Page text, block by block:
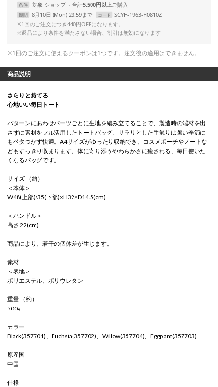
条件 対象 ショップ 合計5,500円以上
期間 8月10日 (Mon) 23:59まで コード
SCYH-1963-H0810Z
※1回のご注文につき440円OFFになります。
※返品により条件を満たさない場合、割引は無効になります
※1回のご注文に使えるクーポンは1つです。注文後の適用はできません。
商品説明
さらりと持てる
心地いい毎日トート
パターンにあわせパーツごとに生地を編み立てることで、製造時の端材を出
さずに素材をフル活用したトートバッグ。サラリとした手触りは暑い季節に
もベタつかず快適。A4サイズがゆったり収納でき、コスメポーチやノートな
どもすっきり収まります。体に寄り添うやわらかさに癒される、毎日使いた
くなるバッグです。
サイズ （約）
＜本体＞
W48(上部)/35(下部)×H32×D14.5(cm)
＜ハンドル＞
高さ 22(cm)
商品により、若干の個体差が生じます。
素材
＜表地＞
ポリエステル、ポリウレタン
重量 （約）
500g
カラー
Black(357701)、Fuchsia(357702)、Willow(357704)、Eggplant(357703)
原産国
中国
仕様